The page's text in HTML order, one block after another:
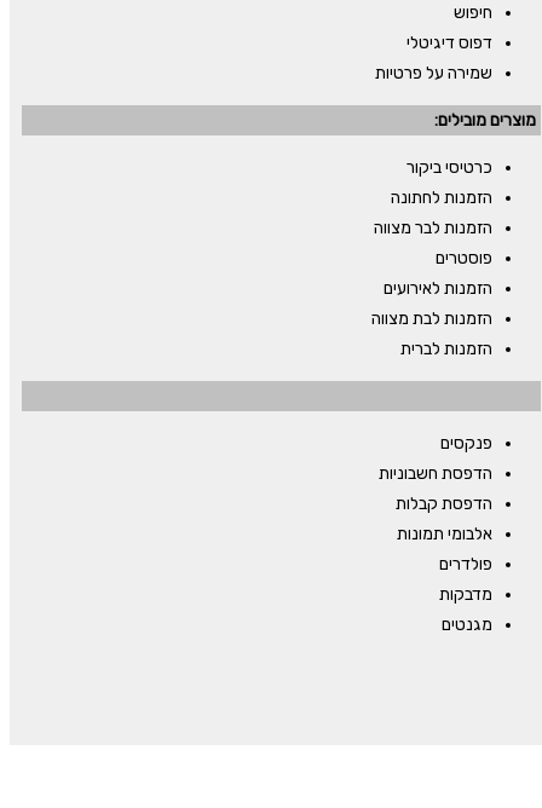
חיפוש
דפוס דיגיטלי
שמירה על פרטיות
מוצרים מובילים:
כרטיסי ביקור
הזמנות לחתונה
הזמנות לבר מצווה
פוסטרים
הזמנות לאירועים
הזמנות לבת מצווה
הזמנות לברית
פנקסים
הדפסת חשבוניות
הדפסת קבלות
אלבומי תמונות
פולדרים
מדבקות
מגנטים